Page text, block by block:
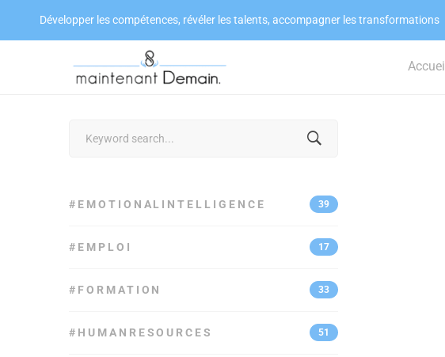
Développer les compétences, révéler les talents, accompagner les transformations
Accueil
#EMOTIONALINTELLIGENCE 39
#EMPLOI 17
#FORMATION 33
#HUMANRESOURCES 51